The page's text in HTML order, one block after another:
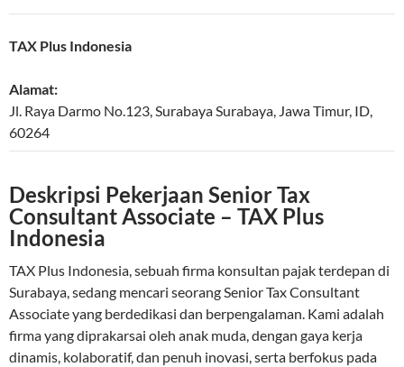
TAX Plus Indonesia
Alamat:
Jl. Raya Darmo No.123, SurabayaSurabaya, Jawa Timur, ID,
60264
Deskripsi Pekerjaan Senior Tax
Consultant Associate – TAX Plus
Indonesia
TAX Plus Indonesia, sebuah firma konsultan pajak terdepan di
Surabaya, sedang mencari seorang Senior Tax Consultant
Associate yang berdedikasi dan berpengalaman. Kami adalah
firma yang diprakarsai oleh anak muda, dengan gaya kerja
dinamis, kolaboratif, dan penuh inovasi, serta berfokus pada